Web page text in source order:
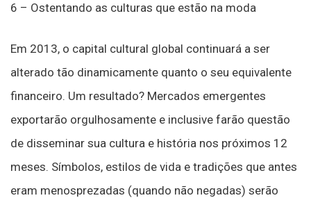
6 – Ostentando as culturas que estão na moda
Em 2013, o capital cultural global continuará a ser
alterado tão dinamicamente quanto o seu equivalente
financeiro. Um resultado? Mercados emergentes
exportarão orgulhosamente e inclusive farão questão
de disseminar sua cultura e história nos próximos 12
meses. Símbolos, estilos de vida e tradições que antes
eram menosprezadas (quando não negadas) serão